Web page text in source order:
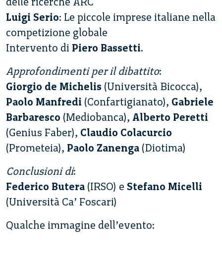
Luigi Serio: Le piccole imprese italiane nella
competizione globale
Intervento di Piero Bassetti.
Approfondimenti per il dibattito:
Giorgio de Michelis (Università Bicocca),
Paolo Manfredi (Confartigianato), Gabriele
Barbaresco (Mediobanca), Alberto Peretti
(Genius Faber), Claudio Colacurcio
(Prometeia), Paolo Zanenga (Diotima)
Conclusioni di:
Federico Butera (IRSO) e Stefano Micelli
(Università Ca’ Foscari)
Qualche immagine dell’evento: